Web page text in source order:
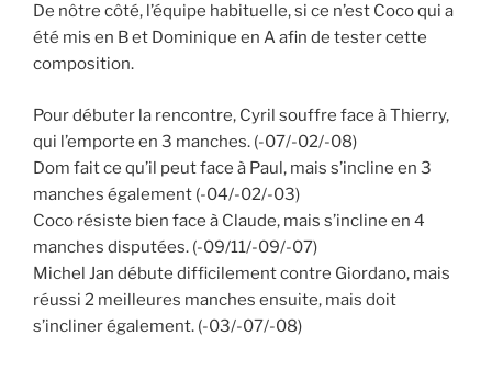
De nôtre côté, l’équipe habituelle, si ce n’est Coco qui a
été mis en B et Dominique en A afin de tester cette
composition.
Pour débuter la rencontre, Cyril souffre face à Thierry,
qui l’emporte en 3 manches. (-07/-02/-08)
Dom fait ce qu’il peut face à Paul, mais s’incline en 3
manches également (-04/-02/-03)
Coco résiste bien face à Claude, mais s’incline en 4
manches disputées. (-09/11/-09/-07)
Michel Jan débute difficilement contre Giordano, mais
réussi 2 meilleures manches ensuite, mais doit
s’incliner également. (-03/-07/-08)